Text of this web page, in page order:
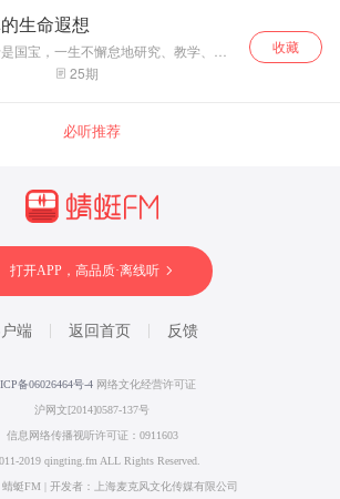
校园广播节目。由高新初中部学生朗诵
在校园广播中播出1期。
生命遐想
国宝，一生不懈怠地研究、教学、思
为我们留下不朽的人生财富和智慧，
生遐想中，可以让我们少走很多人生
25期
收藏
必听推荐
打开APP，高品质·离线听
端 返回首页 反馈
备06026464号-4 网络文化经营许可证
沪网文[2014]0587-137号
信息网络传播视听许可证：0911603
2019 qingting.fm ALL Rights Reserved.
蜓FM | 开发者：上海麦克风文化传媒有限公司